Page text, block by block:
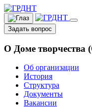
Задать вопрос
О Доме творчества
Об организации
История
Структура
Документы
Вакансии